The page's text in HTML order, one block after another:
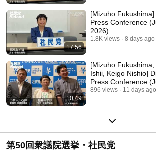
17:56
[Mizuho
Press Conference
2026)
1.8K views 8 days ago
10:49
[Mizuho
Ishii, Keigo Nishio]
Press Conference
2026)
896 views 11 days ago
第50回衆議院選挙・社民党